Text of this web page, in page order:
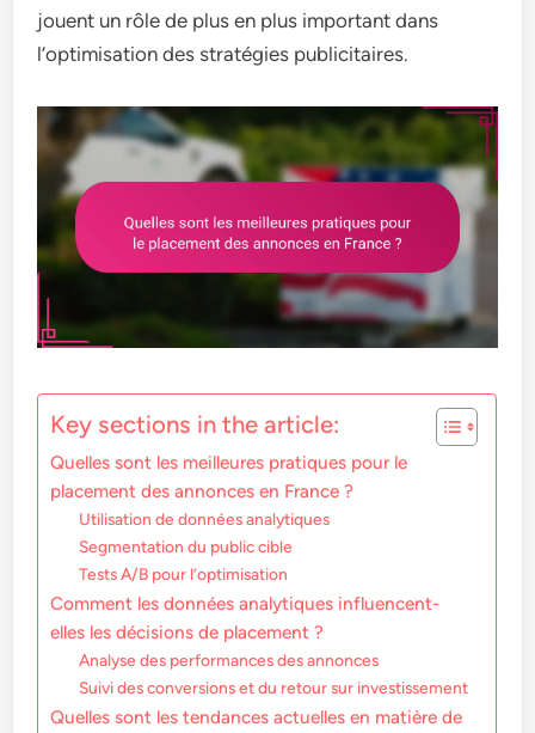
jouent un rôle de plus en plus important dans
l’optimisation des stratégies publicitaires.
Key sections in the article:
Quelles sont les meilleures pratiques pour le
placement des annonces en France ?
Utilisation de données analytiques
Segmentation du public cible
Tests A/B pour l’optimisation
Comment les données analytiques influencent-
elles les décisions de placement ?
Analyse des performances des annonces
Suivi des conversions et du retour sur investissement
Quelles sont les tendances actuelles en matière de